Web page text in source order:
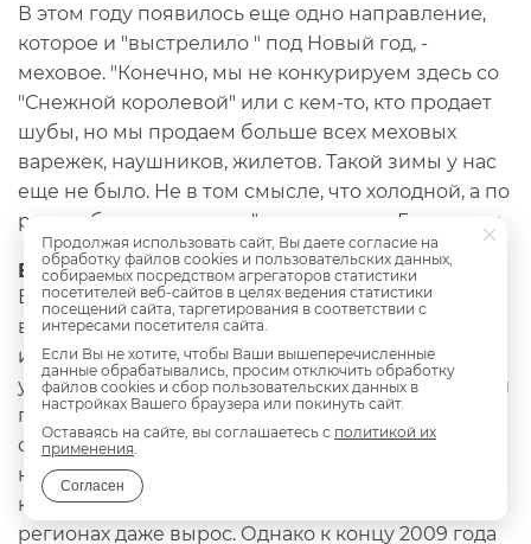
В этом году появилось еще одно направление,
которое и "выстрелило " под Новый год, -
меховое. "Конечно, мы не конкурируем здесь со
"Снежной королевой" или с кем-то, кто продает
шубы, но мы продаем больше всех меховых
варежек, наушников, жилетов. Такой зимы у нас
еще не было. Не в том смысле, что холодной, а по
росту объемов продаж ", - говорит г-н Газизулин.
В новый год со старыми украшениями
Ежегодно продажи ювелирных изделий
возрастают к концу года: по данным
исследовательской компании "Комкон",
украшения - самый желанный подарок на Новый
год. К тому же эти покупки традиционно
считаются инвестициями. Поэтому даже в
кризисном декабре 2008 года спрос на
ювелирку оставался стабильным, а в некоторых
регионах даже вырос. Однако к концу 2009 года
Продолжая использовать сайт, Вы даете согласие на
обработку файлов cookies и пользовательских данных,
собираемых посредством агрегаторов статистики
посетителей веб-сайтов в целях ведения статистики
посещений сайта, таргетирования в соответствии с
интересами посетителя сайта.
Если Вы не хотите, чтобы Ваши вышеперечисленные
данные обрабатывались, просим отключить обработку
файлов cookies и сбор пользовательских данных в
настройках Вашего браузера или покинуть сайт.
Оставаясь на сайте, вы соглашаетесь с политикой их
применения.
Согласен